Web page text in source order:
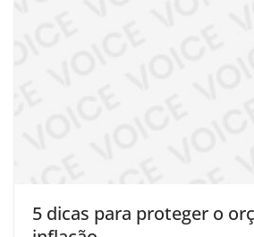
5 dicas para proteger o